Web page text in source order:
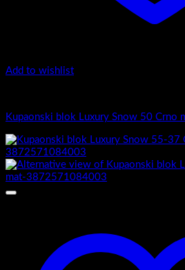
Add to wishlist
Kupaonski blok Luxury Snow 50